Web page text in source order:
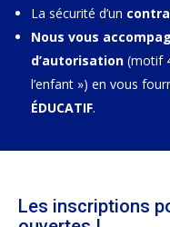
La sécurité d’un
Nous vous
d’autorisation (motif
l’enfant ») en vous
ÉDUCATIF.
Les inscriptions